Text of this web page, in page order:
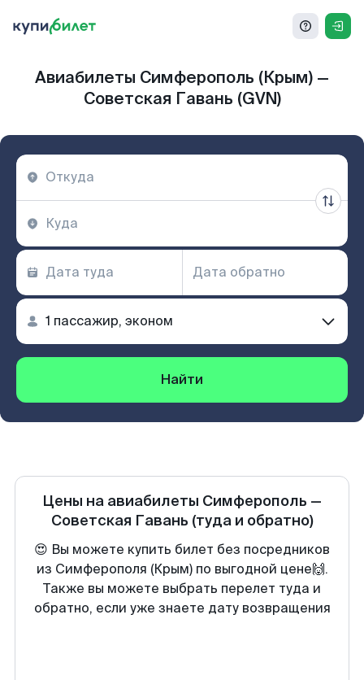
Авиабилеты Симферополь (Крым) —
Советская Гавань (GVN)
Найти
Цены на авиабилеты Симферополь —
Советская Гавань (туда и обратно)
😍 Вы можете купить билет без посредников
из Симферополя (Крым) по выгодной цене🙌.
Также вы можете выбрать перелет туда и
обратно, если уже знаете дату возвращения